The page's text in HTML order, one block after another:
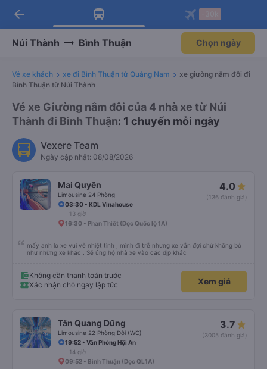
Tải app Vexere ngay!
Nhận ưu đãi thành viên độc
Mở app
Tải app Vexere
-30k/ghế khi đặt vé máy bay qua
Mở app
arrow_back
Núi Thành Bình Thuận Chọn ngày
Vé xe khách xe đi Bình Thuận từ Quảng Nam
xe giường nằm đôi đi
Bình Thuận từ Núi Thành
Vé xe Giường nằm đôi của 4 nhà xe từ Núi
Thành đi Bình Thuận: 1 chuyến mỗi ngày
Vexere Team
Ngày cập nhật: 08/08/2026
Mai Quyên
Limousine 24 Phòng
4.0
(136 đánh giá)
03:30 • KDL Vinahouse
13 giờ
16:30 • Phan Thiết (Dọc Quốc lộ 1A)
mấy anh lơ xe vui vẻ nhiệt tình , mình đi trễ nhưng xe vẫn đợi chứ không bỏ
như những xe khác . Sẽ ủng hộ nhà xe vào các dịp khác
Không cần thanh toán trước
Xác nhận chỗ ngay lập tức
Xem giá
Tân Quang Dũng
Limousine 22 Phòng Đôi (WC)
3.7
(3005 đánh giá)
19:52 • Văn Phòng Hội An
14 giờ
09:52 • Bình Thuận (Dọc QL1A)